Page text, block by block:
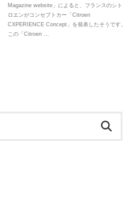
Magazine website」によると、フランスのシト
ロエンがコンセプトカー「Citroen
CXPERIENCE Concept」を発表したそうです。
この「Citroen …